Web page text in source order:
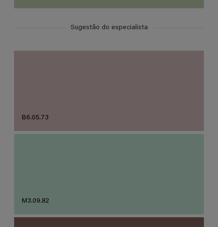
Sugestão do especialista
B6.05.73
M3.09.82